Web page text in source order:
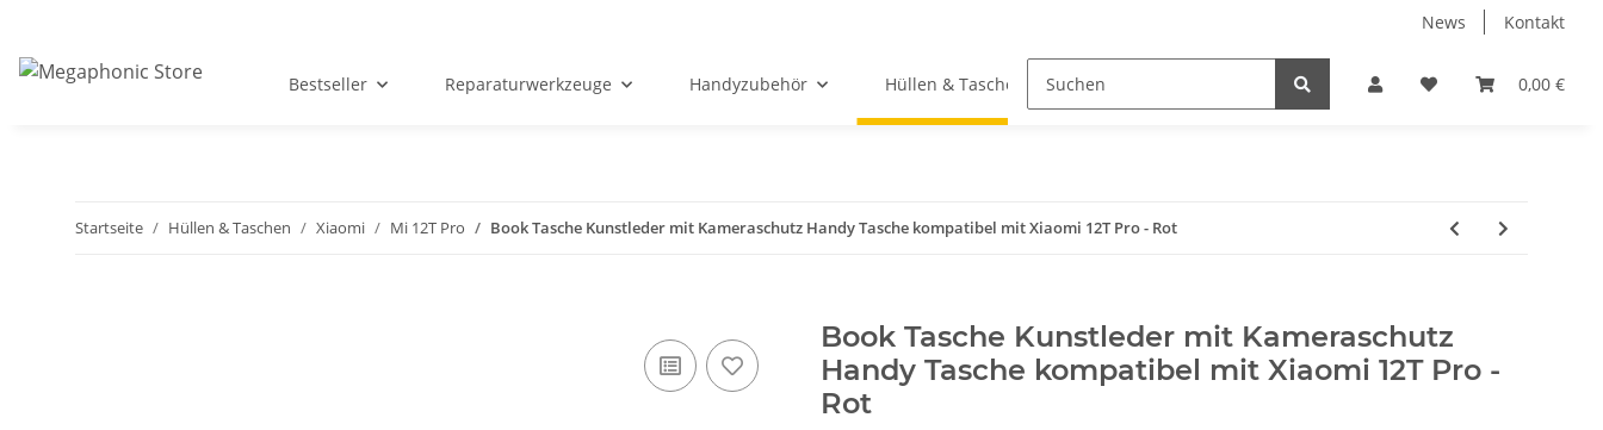
News Kontakt
0,00 €
Bestseller Reparaturwerkzeuge Handyzubehör Hüllen & Taschen Displayschutzfolien Elektronische Geräte
Startseite Hüllen & Taschen Xiaomi Mi 12T Pro Book Tasche Kunstleder mit Kameraschutz Handy Tasche kompatibel mit Xiaomi 12T Pro - Rot
Book Tasche Kunstleder mit Kameraschutz
Handy Tasche kompatibel mit Xiaomi 12T Pro -
Rot